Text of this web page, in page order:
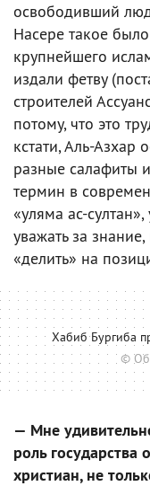
освободивший
Насере такое
крупнейшего
издали фетву
строителей
потому, что это
кстати, Аль-Азхар
разные салафиты
термин в
«уляма ас-
уважать за
«делить» на
Хабиб Бургиба
©
— Мне
роль государства
христиан, не